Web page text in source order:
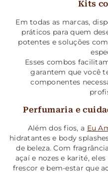
Kits
Em todas as marcas,
práticos para quem
potentes e soluções
Esses combos
garantem que você
componentes
Perfumaria e
Além dos fios, a Eu
hidratantes e body
de beleza. Com
açaí e nozes e karité,
frescor e bem-estar que